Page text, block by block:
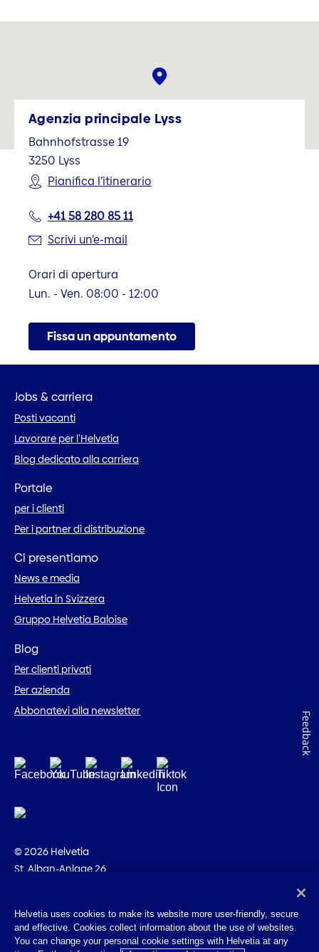
Agenzia principale Lyss
Bahnhofstrasse 19
3250 Lyss
Pianifica l’itinerario
+41 58 280 85 11
Scrivi un’e-mail
Orari di apertura
Lun. - Ven. 08:00 - 12:00
Fissa un appuntamento
Jobs & carriera
Posti vacanti
Lavorare per l’Helvetia
Blog dedicato alla carriera
Portale
per i clienti
Per i partner di distribuzione
Ci presentiamo
News e media
Helvetia in Svizzera
Gruppo Helvetia Baloise
Blog
Per clienti privati
Per azienda
Abbonatevi alla newsletter
© 2026 Helvetia
St. Alban-Anlage 26
Impressum
Helvetia uses cookies to make its website more user-friendly, secure
and effective. Cookies collect information about the use of websites.
You can change your personal cookie settings with Helvetia at any
Feedback